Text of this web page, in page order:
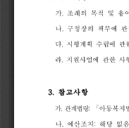
가. 조례의 목적 및 용
나. 구청장의 책무에 관
다 시행계획 수립에 관
라 지원사업에 관한 사
3. 참고사항
가. 관계법령: 「아동복지
나. 예산조치: 해당 없음